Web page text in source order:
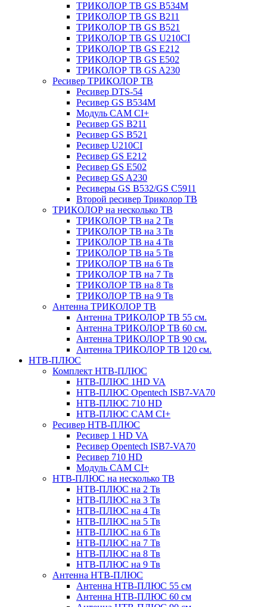
ТРИКОЛОР ТВ GS B534M
ТРИКОЛОР ТВ GS B211
ТРИКОЛОР ТВ GS B521
ТРИКОЛОР ТВ GS U210CI
ТРИКОЛОР ТВ GS E212
ТРИКОЛОР ТВ GS E502
ТРИКОЛОР ТВ GS A230
Ресивер ТРИКОЛОР ТВ
Ресивер DTS-54
Ресивер GS B534M
Модуль CAM CI+
Ресивер GS B211
Ресивер GS B521
Ресивер U210CI
Ресивер GS E212
Ресивер GS E502
Ресивер GS A230
Ресиверы GS B532/GS C5911
Второй ресивер Триколор ТВ
ТРИКОЛОР на несколько ТВ
ТРИКОЛОР ТВ на 2 Тв
ТРИКОЛОР ТВ на 3 Тв
ТРИКОЛОР ТВ на 4 Тв
ТРИКОЛОР ТВ на 5 Тв
ТРИКОЛОР ТВ на 6 Тв
ТРИКОЛОР ТВ на 7 Тв
ТРИКОЛОР ТВ на 8 Тв
ТРИКОЛОР ТВ на 9 Тв
Антенна ТРИКОЛОР ТВ
Антенна ТРИКОЛОР ТВ 55 см.
Антенна ТРИКОЛОР ТВ 60 см.
Антенна ТРИКОЛОР ТВ 90 см.
Антенна ТРИКОЛОР ТВ 120 см.
НТВ-ПЛЮС
Комплект НТВ-ПЛЮС
НТВ-ПЛЮС 1HD VA
НТВ-ПЛЮС Opentech ISB7-VA70
НТВ-ПЛЮС 710 HD
НТВ-ПЛЮС CAM CI+
Ресивер НТВ-ПЛЮС
Ресивер 1 HD VA
Ресивер Opentech ISB7-VA70
Ресивер 710 HD
Модуль CAM CI+
НТВ-ПЛЮС на несколько ТВ
НТВ-ПЛЮС на 2 Тв
НТВ-ПЛЮС на 3 Тв
НТВ-ПЛЮС на 4 Тв
НТВ-ПЛЮС на 5 Тв
НТВ-ПЛЮС на 6 Тв
НТВ-ПЛЮС на 7 Тв
НТВ-ПЛЮС на 8 Тв
НТВ-ПЛЮС на 9 Тв
Антенна НТВ-ПЛЮС
Антенна НТВ-ПЛЮС 55 см
Антенна НТВ-ПЛЮС 60 см